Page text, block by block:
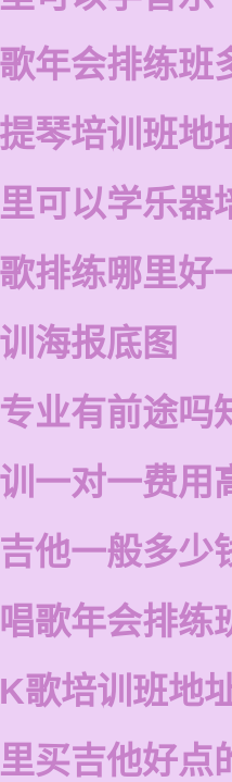
年会排练班
琴培训班地
可以学乐器
排练哪里好
海报底图
业有前途吗
一对一费用
他一般多少
歌年会排练
歌培训班地
买吉他好点